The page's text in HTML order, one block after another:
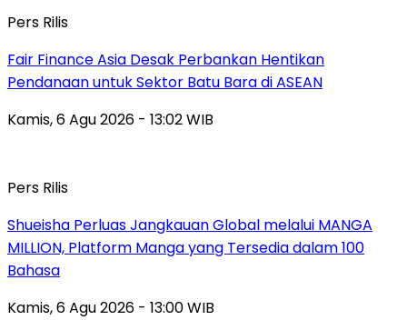
Pers Rilis
Fair Finance Asia Desak Perbankan Hentikan
Pendanaan untuk Sektor Batu Bara di ASEAN
Kamis, 6 Agu 2026 - 13:02 WIB
Pers Rilis
Shueisha Perluas Jangkauan Global melalui MANGA
MILLION, Platform Manga yang Tersedia dalam 100
Bahasa
Kamis, 6 Agu 2026 - 13:00 WIB